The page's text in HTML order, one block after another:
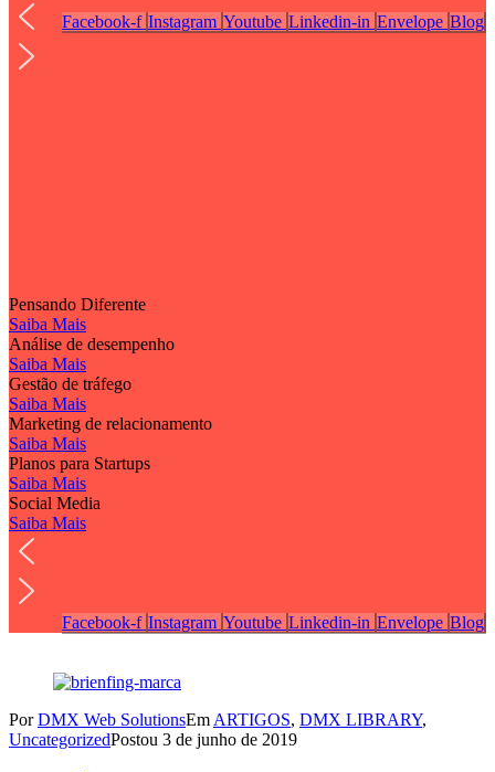
Facebook-f Instagram Youtube Linkedin-in Envelope Blog
Pensando Diferente
Saiba Mais
Análise de desempenho
Saiba Mais
Gestão de tráfego
Saiba Mais
Marketing de relacionamento
Saiba Mais
Planos para Startups
Saiba Mais
Social Media
Saiba Mais
Facebook-f Instagram Youtube Linkedin-in Envelope Blog
PorDMX Web SolutionsEmARTIGOS, DMX LIBRARY,
UncategorizedPostou 3 de junho de 2019